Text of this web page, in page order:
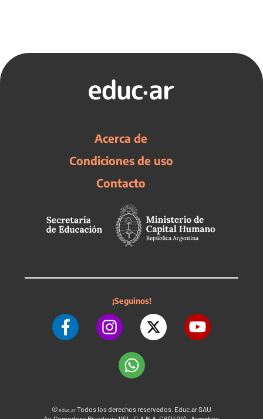
Acerca de
Condiciones de uso
Contacto
¡Seguinos!
©educ.arTodos los derechos reservados. Educ.ar SAU